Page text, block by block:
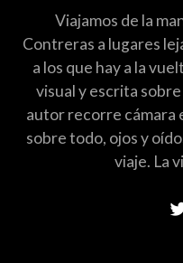
Viajamos de la
Contreras a lugares
a los que hay a la
visual y escrita
autor recorre cámara
sobre todo, ojos y
viaje. La